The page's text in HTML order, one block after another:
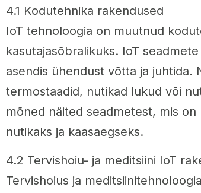
4.1 Kodutehnika rakendused
IoT tehnoloogia on muutnud
kasutajasõbralikuks. IoT
asendis ühendust võtta ja juhtida.
termostaadid, nutikad lukud või
mõned näited seadmetest, mis
nutikaks ja kaasaegseks.
4.2 Tervishoiu- ja meditsiini IoT
Tervishoius ja